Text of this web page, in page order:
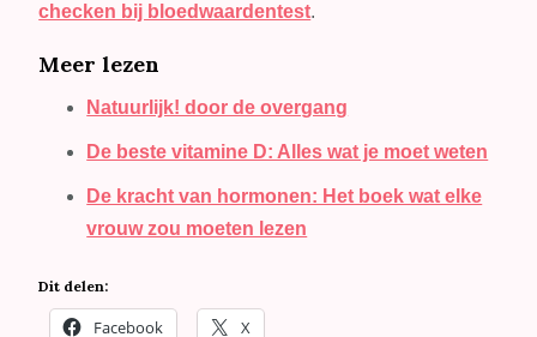
checken bij bloedwaardentest.
Meer lezen
Natuurlijk! door de overgang
De beste vitamine D: Alles wat je moet weten
De kracht van hormonen: Het boek wat elke
vrouw zou moeten lezen
Dit delen:
Facebook X